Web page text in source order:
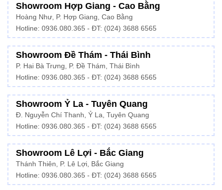
Showroom Hợp Giang - Cao Bằng
Hoàng Như, P. Hợp Giang, Cao Bằng
Hotline: 0936.080.365 - ĐT: (024) 3688 6565
Showroom Đề Thám - Thái Bình
P. Hai Bà Trưng, P. Đề Thám, Thái Bình
Hotline: 0936.080.365 - ĐT: (024) 3688 6565
Showroom Ỷ La - Tuyên Quang
Đ. Nguyễn Chí Thanh, Ỷ La, Tuyên Quang
Hotline: 0936.080.365 - ĐT: (024) 3688 6565
Showroom Lê Lợi - Bắc Giang
Thánh Thiên, P. Lê Lợi, Bắc Giang
Hotline: 0936.080.365 - ĐT: (024) 3688 6565